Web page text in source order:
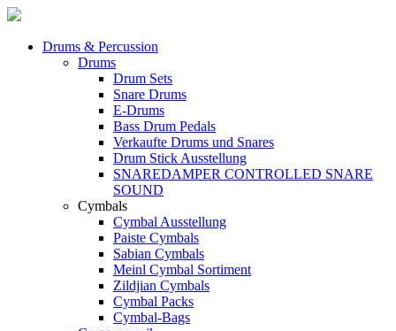
Drums & Percussion
Drums
Drum Sets
Snare Drums
E-Drums
Bass Drum Pedals
Verkaufte Drums und Snares
Drum Stick Ausstellung
SNAREDAMPER CONTROLLED SNARE
SOUND
Cymbals
Cymbal Ausstellung
Paiste Cymbals
Sabian Cymbals
Meinl Cymbal Sortiment
Zildjian Cymbals
Cymbal Packs
Cymbal-Bags